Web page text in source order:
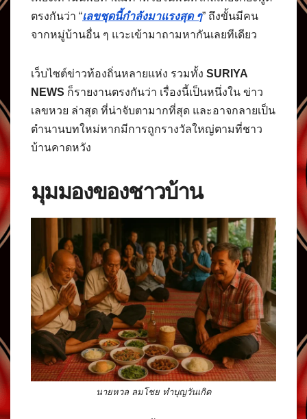
ตรงกันว่า “เลขชุดนี้กำลังมาแรงสุด ๆ” ถึงขั้นมีคน
จากหมู่บ้านอื่น ๆ แวะเข้ามาถามหากันเลยทีเดียว
เว็บไซต์ข่าวท้องถิ่นหลายแห่ง รวมทั้ง SURIYA
NEWS ก็รายงานตรงกันว่า เรื่องนี้เป็นหนึ่งใน ข่าว
เลขหวย ล่าสุด ที่น่าจับตามากที่สุด และอาจกลายเป็น
ตำนานบทใหม่หากมีการถูกรางวัลใหญ่ตามที่ชาว
บ้านคาดหวัง
มุมมองของชาวบ้าน
นายหวล ลมโชย ทำบุญวันเกิด